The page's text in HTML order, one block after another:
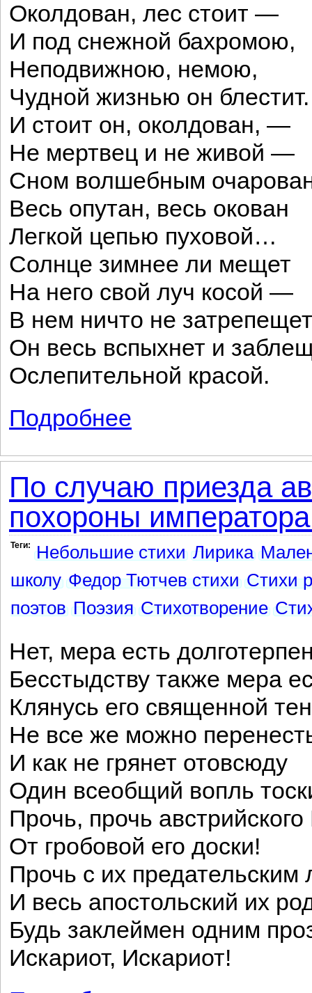
Околдован, лес стоит —
И под снежной бахромою,
Неподвижною, немою,
Чудной жизнью он блестит.
И стоит он, околдован, —
Не мертвец и не живой —
Сном волшебным
Весь опутан, весь окован
Легкой цепью пуховой…
Солнце зимнее ли мещет
На него свой луч косой —
В нем ничто не
Он весь вспыхнет и
Ослепительной красой.
Подробнее
По случаю приезда
похороны
Теги: Небольшие стихи Лирика
школу Федор Тютчев стихи Стихи
поэтов Поэзия Стихотворение
Нет, мера есть
Бесстыдству также мера
Клянусь его священной
Не все же можно
И как не грянет отовсюду
Один всеобщий вопль
Прочь, прочь
От гробовой его доски!
Прочь с их предательским
И весь апостольский их
Будь заклеймен одним
Искариот, Искариот!